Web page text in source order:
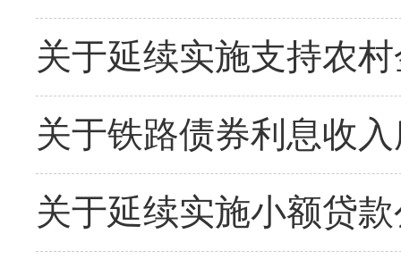
关于延续实施支持农
关于铁路债券利息收
关于延续实施小额贷